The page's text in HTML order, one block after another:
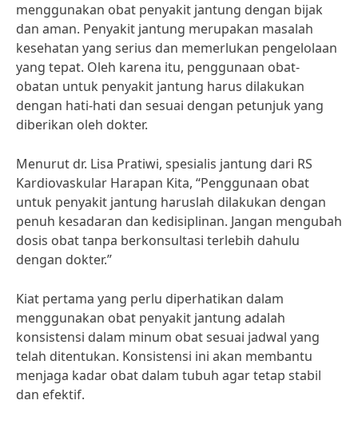
menggunakan obat penyakit jantung dengan bijak
dan aman. Penyakit jantung merupakan masalah
kesehatan yang serius dan memerlukan pengelolaan
yang tepat. Oleh karena itu, penggunaan obat-
obatan untuk penyakit jantung harus dilakukan
dengan hati-hati dan sesuai dengan petunjuk yang
diberikan oleh dokter.
Menurut dr. Lisa Pratiwi, spesialis jantung dari RS
Kardiovaskular Harapan Kita, “Penggunaan obat
untuk penyakit jantung haruslah dilakukan dengan
penuh kesadaran dan kedisiplinan. Jangan mengubah
dosis obat tanpa berkonsultasi terlebih dahulu
dengan dokter.”
Kiat pertama yang perlu diperhatikan dalam
menggunakan obat penyakit jantung adalah
konsistensi dalam minum obat sesuai jadwal yang
telah ditentukan. Konsistensi ini akan membantu
menjaga kadar obat dalam tubuh agar tetap stabil
dan efektif.